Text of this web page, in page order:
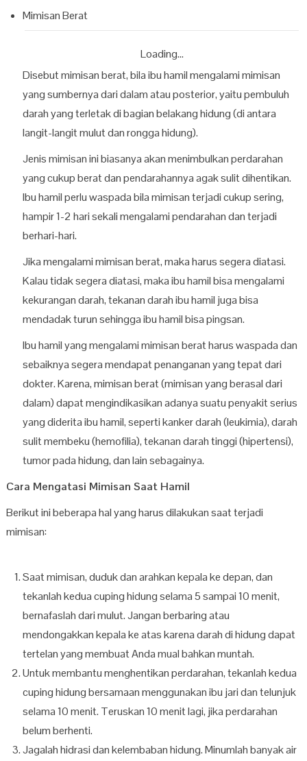
Mimisan Berat
Loading...
Disebut mimisan berat, bila ibu hamil mengalami mimisan
yang sumbernya dari dalam atau posterior, yaitu pembuluh
darah yang terletak di bagian belakang hidung (di antara
langit-langit mulut dan rongga hidung).
Jenis mimisan ini biasanya akan menimbulkan perdarahan
yang cukup berat dan pendarahannya agak sulit dihentikan.
Ibu hamil perlu waspada bila mimisan terjadi cukup sering,
hampir 1-2 hari sekali mengalami pendarahan dan terjadi
berhari-hari.
Jika mengalami mimisan berat, maka harus segera diatasi.
Kalau tidak segera diatasi, maka ibu hamil bisa mengalami
kekurangan darah, tekanan darah ibu hamil juga bisa
mendadak turun sehingga ibu hamil bisa pingsan.
Ibu hamil yang mengalami mimisan berat harus waspada dan
sebaiknya segera mendapat penanganan yang tepat dari
dokter. Karena, mimisan berat (mimisan yang berasal dari
dalam) dapat mengindikasikan adanya suatu penyakit serius
yang diderita ibu hamil, seperti kanker darah (leukimia), darah
sulit membeku (hemofilia), tekanan darah tinggi (hipertensi),
tumor pada hidung, dan lain sebagainya.
Cara Mengatasi Mimisan Saat Hamil
Berikut ini beberapa hal yang harus dilakukan saat terjadi
mimisan:
Saat mimisan, duduk dan arahkan kepala ke depan, dan
tekanlah kedua cuping hidung selama 5 sampai 10 menit,
bernafaslah dari mulut. Jangan berbaring atau
mendongakkan kepala ke atas karena darah di hidung dapat
tertelan yang membuat Anda mual bahkan muntah.
Untuk membantu menghentikan perdarahan, tekanlah kedua
cuping hidung bersamaan menggunakan ibu jari dan telunjuk
selama 10 menit. Teruskan 10 menit lagi, jika perdarahan
belum berhenti.
Jagalah hidrasi dan kelembaban hidung. Minumlah banyak air